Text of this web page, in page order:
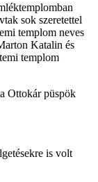
sok szeretettel
templom neves
Katalin és
templom
Ottokár püspök
is volt